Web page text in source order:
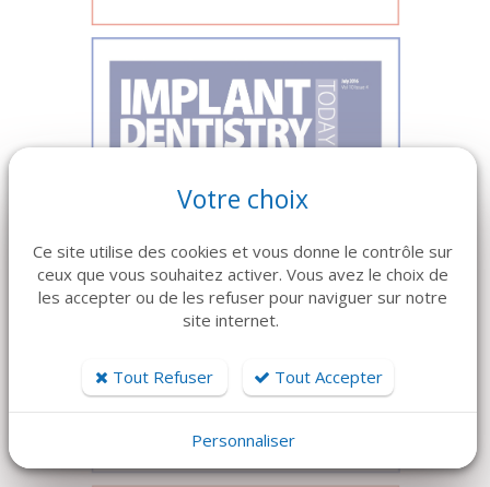
Votre choix
Ce site utilise des cookies et vous donne le contrôle sur
ceux que vous souhaitez activer. Vous avez le choix de
les accepter ou de les refuser pour naviguer sur notre
site internet.
Tout Refuser Tout Accepter
Personnaliser